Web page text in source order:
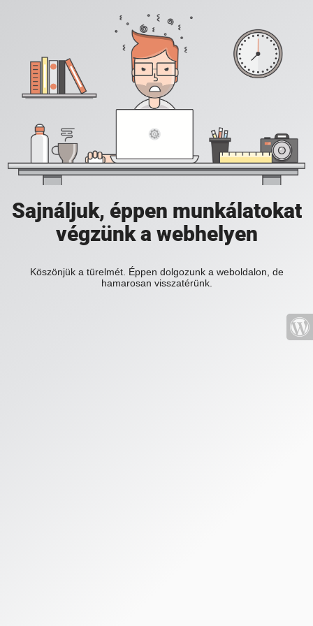
Sajnáljuk, éppen munkálatokat
végzünk a webhelyen
Köszönjük a türelmét. Éppen dolgozunk a weboldalon, de
hamarosan visszatérünk.